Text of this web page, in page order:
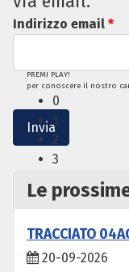
PREMI PLAY!
per conoscere il nostro
0
1
2
3
Indirizzo email *
Invia
Le
TRACCIATO
20-09-2026